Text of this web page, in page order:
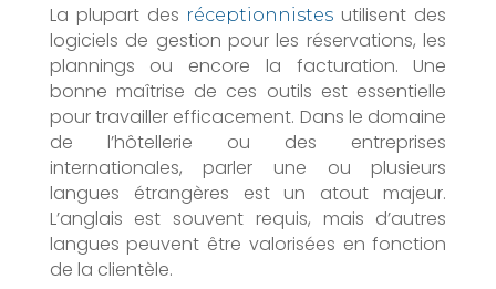
La plupart des réceptionnistesutilisent des
logiciels de gestion pour les réservations, les
plannings ou encore la facturation. Une
bonne maîtrise de ces outils est essentielle
pour travailler efficacement. Dans le domaine
de l’hôtellerie ou des entreprises
internationales, parler une ou plusieurs
langues étrangères est un atout majeur.
L’anglais est souvent requis, mais d’autres
langues peuvent être valorisées en fonction
de la clientèle.